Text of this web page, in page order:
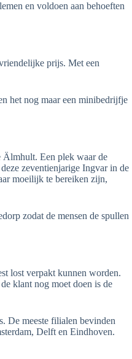
en voldoen aan behoeften
prijs. Met een
het nog maar een minibedrijfje
Älmhult. Een plek waar de
zeventienjarige Ingvar in de
moeilijk te bereiken zijn,
zodat de mensen de spullen
lost verpakt kunnen worden.
klant nog moet doen is de
De meeste filialen bevinden
Delft en Eindhoven.